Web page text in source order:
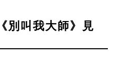
別叫我大師》見